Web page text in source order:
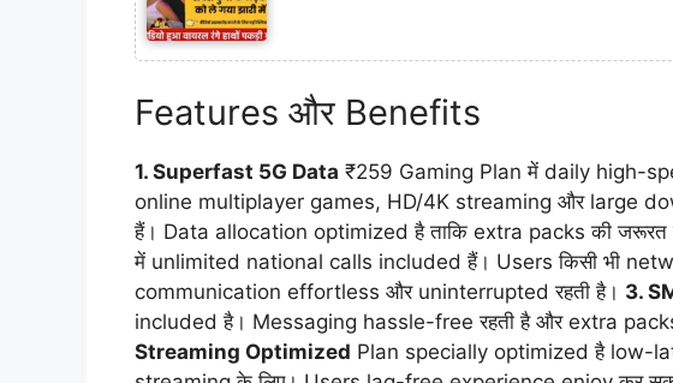
Features और Benefits
1. Superfast 5G Data ₹259 Gaming Plan में daily high-
online multiplayer games, HD/4K streaming और large
हैं। Data allocation optimized है ताकि extra packs की जरूरत
में unlimited national calls included हैं। Users किसी भी
communication effortless और uninterrupted रहती है। 3.
included है। Messaging hassle-free रहती है और extra packs
Streaming Optimized Plan specially optimized है low-